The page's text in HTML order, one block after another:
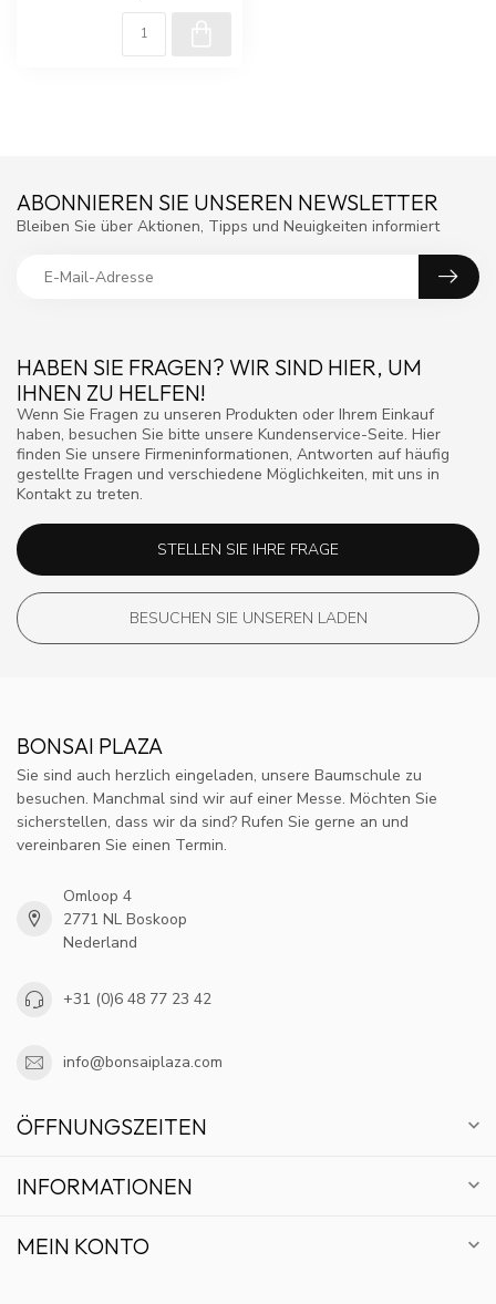
HABEN SIE FRAGEN? WIR SIND HIER, UM
IHNEN ZU HELFEN!
Wenn Sie Fragen zu unseren Produkten oder Ihrem Einkauf
haben, besuchen Sie bitte unsere Kundenservice-Seite. Hier
finden Sie unsere Firmeninformationen, Antworten auf häufig
gestellte Fragen und verschiedene Möglichkeiten, mit uns in
Kontakt zu treten.
STELLEN SIE IHRE FRAGE
BESUCHEN SIE UNSEREN LADEN
ABONNIEREN SIE UNSEREN NEWSLETTER
Bleiben Sie über Aktionen, Tipps und Neuigkeiten informiert
BONSAI PLAZA
Sie sind auch herzlich eingeladen, unsere Baumschule zu
besuchen. Manchmal sind wir auf einer Messe. Möchten Sie
sicherstellen, dass wir da sind? Rufen Sie gerne an und
vereinbaren Sie einen Termin.
Omloop 4
2771 NL Boskoop
Nederland
+31 (0)6 48 77 23 42
info@bonsaiplaza.com
ÖFFNUNGSZEITEN
INFORMATIONEN
MEIN KONTO